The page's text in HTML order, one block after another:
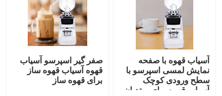
آسیاب قهوه با صفحه
نمایش لمسی اسپرسو با
سطح ورودی کوچک
آسیاب قهوه برای مبتدیان
صفر گیر اسپرسو آسیاب
قهوه آسیاب قهوه ساز
برای قهوه ساز